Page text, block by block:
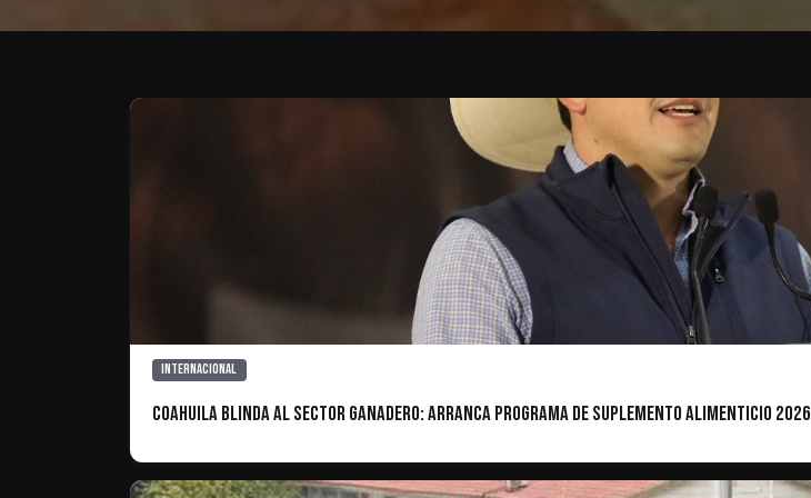
Te puede interesar
Internacional
Coahuila blinda al sector ganadero: arranca programa de suplemento alimenticio 2026